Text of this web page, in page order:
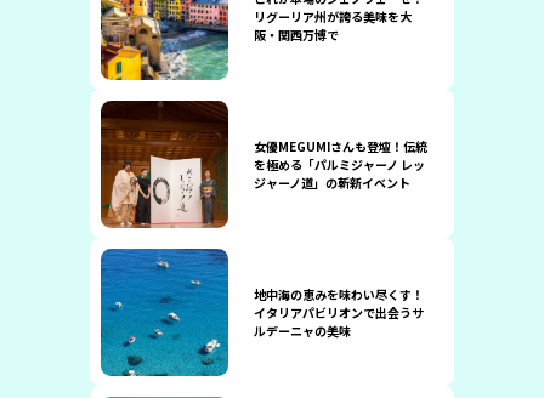
リグーリア州が誇る美味を大
阪・関西万博で
女優MEGUMIさんも登壇！伝統
を極める「パルミジャーノ レッ
ジャーノ道」の斬新イベント
地中海の恵みを味わい尽くす！
イタリアパビリオンで出会うサ
ルデーニャの美味